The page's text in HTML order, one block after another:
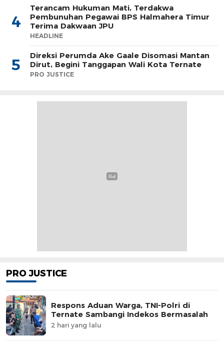
4
Terancam Hukuman Mati, Terdakwa
Pembunuhan Pegawai BPS Halmahera Timur
Terima Dakwaan JPU
HEADLINE
5
Direksi Perumda Ake Gaale Disomasi Mantan
Dirut, Begini Tanggapan Wali Kota Ternate
PRO JUSTICE
PRO JUSTICE
Respons Aduan Warga, TNI-Polri di
Ternate Sambangi Indekos Bermasalah
2 hari yang lalu